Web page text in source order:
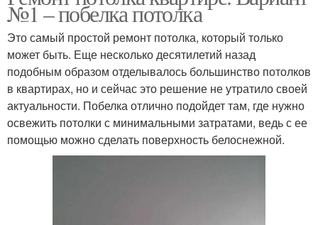
№1 – побелка потолка
Это самый простой ремонт потолка, который только
может быть. Еще несколько десятилетий назад
подобным образом отделывалось большинство потолков
в квартирах, но и сейчас это решение не утратило своей
актуальности. Побелка отлично подойдет там, где нужно
освежить потолки с минимальными затратами, ведь с ее
помощью можно сделать поверхность белоснежной.